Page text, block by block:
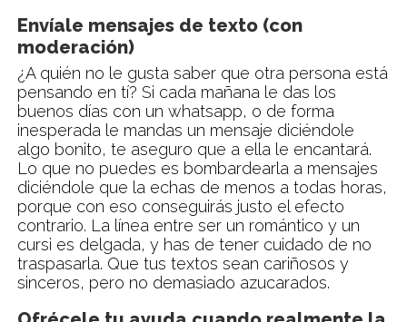
Envíale mensajes de texto (con
moderación)
¿A quién no le gusta saber que otra persona está
pensando en tí? Si cada mañana le das los
buenos días con un whatsapp, o de forma
inesperada le mandas un mensaje diciéndole
algo bonito, te aseguro que a ella le encantará.
Lo que no puedes es bombardearla a mensajes
diciéndole que la echas de menos a todas horas,
porque con eso conseguirás justo el efecto
contrario. La línea entre ser un romántico y un
cursi es delgada, y has de tener cuidado de no
traspasarla. Que tus textos sean cariñosos y
sinceros, pero no demasiado azucarados.